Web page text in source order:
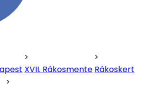
XVII. Rákosmente Rákoskert